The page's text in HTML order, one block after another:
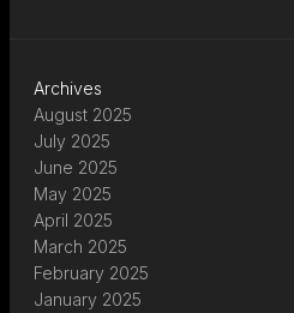
Archives
August 2025
July 2025
June 2025
May 2025
April 2025
March 2025
February 2025
January 2025